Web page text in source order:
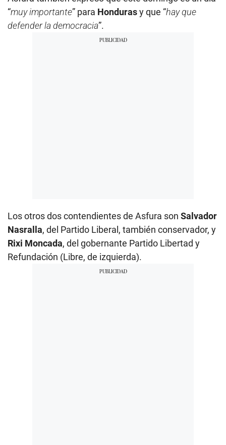
“muy importante” para Hondurasy que “hay que
defender la democracia”.
Los otros dos contendientes de Asfura son Salvador
Nasralla, del Partido Liberal, también conservador, y
Rixi Moncada, del gobernante Partido Libertad y
Refundación (Libre, de izquierda).